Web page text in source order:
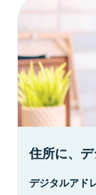
住所に、デ
デジタルアド